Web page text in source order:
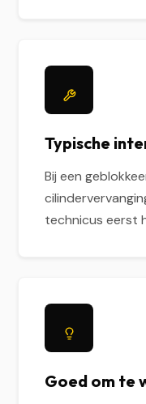
Typische
Bij een
technicus eerst
Goed om te